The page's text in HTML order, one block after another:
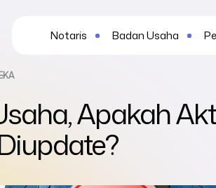
Notaris Badan Usaha
Apakah